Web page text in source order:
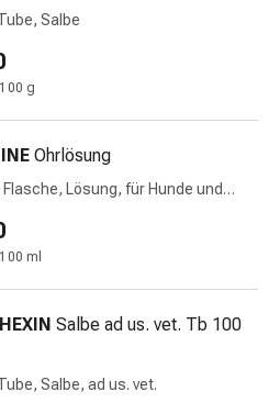
Salbe
g
Ohrlösung
Flasche, Lösung, für Hunde und
ml
Salbe ad us. vet. Tb 100
Salbe, ad us. vet.